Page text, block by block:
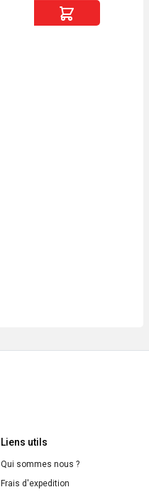
Liens utils
Qui sommes nous ?
Frais d'expedition